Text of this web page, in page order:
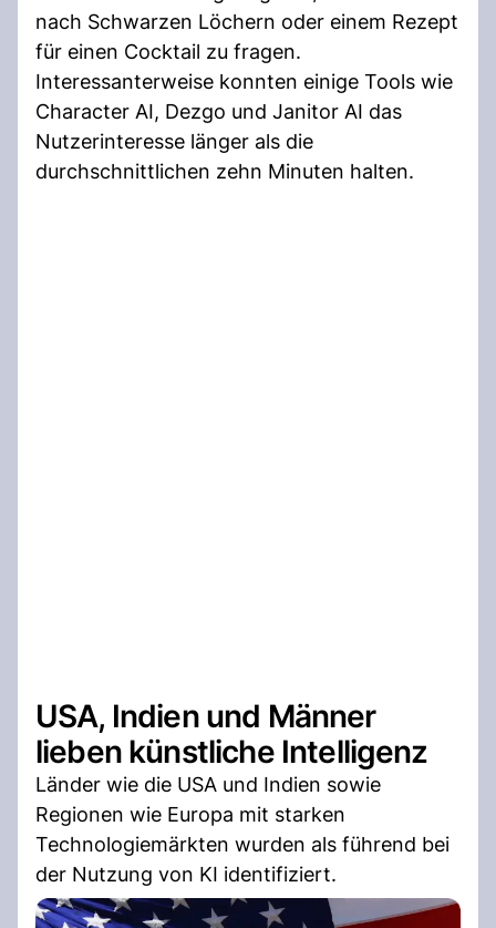
nach Schwarzen Löchern oder einem Rezept
für einen Cocktail zu fragen.
Interessanterweise konnten einige Tools wie
Character AI, Dezgo und Janitor AI das
Nutzerinteresse länger als die
durchschnittlichen zehn Minuten halten.
USA, Indien und Männer
lieben künstliche Intelligenz
Länder wie die USA und Indien sowie
Regionen wie Europa mit starken
Technologiemärkten wurden als führend bei
der Nutzung von KI identifiziert.